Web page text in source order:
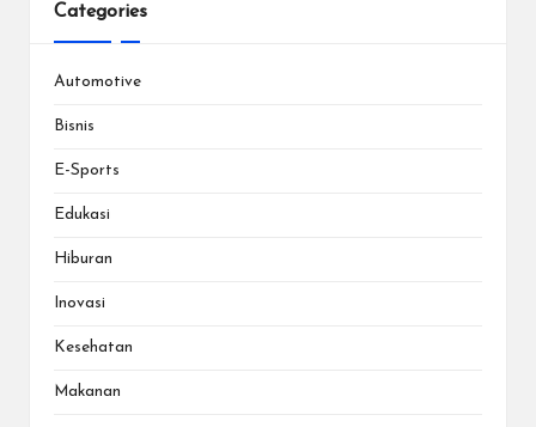
Categories
Automotive
Bisnis
E-Sports
Edukasi
Hiburan
Inovasi
Kesehatan
Makanan